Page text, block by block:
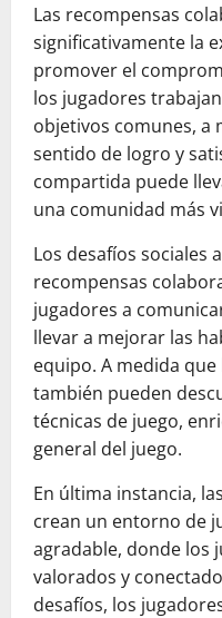
Las recompensas
significativamente la
promover el
los jugadores
objetivos comunes, a
sentido de logro y
compartida puede
una comunidad más
Los desafíos sociales
recompensas
jugadores a
llevar a mejorar las
equipo. A medida
también pueden
técnicas de juego,
general del juego.
En última instancia,
crean un entorno de
agradable, donde los
valorados y
desafíos, los